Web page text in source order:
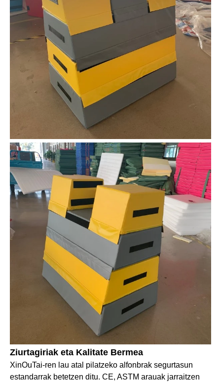
Ziurtagiriak eta Kalitate Bermea
XinOuTai-ren lau atal pilatzeko alfonbrak segurtasun
estandarrak betetzen ditu. CE, ASTM arauak jarraitzen